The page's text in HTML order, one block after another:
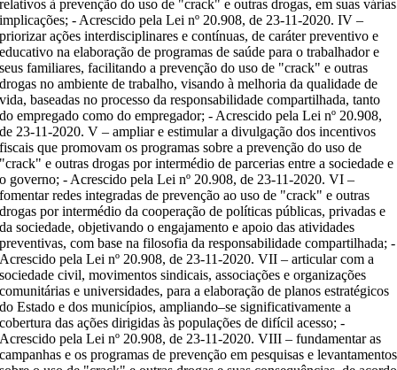
relativos à prevenção do uso de "crack" e outras drogas, em suas várias
implicações; - Acrescido pela Lei nº 20.908, de 23-11-2020. IV –
priorizar ações interdisciplinares e contínuas, de caráter preventivo e
educativo na elaboração de programas de saúde para o trabalhador e
seus familiares, facilitando a prevenção do uso de "crack" e outras
drogas no ambiente de trabalho, visando à melhoria da qualidade de
vida, baseadas no processo da responsabilidade compartilhada, tanto
do empregado como do empregador; - Acrescido pela Lei nº 20.908,
de 23-11-2020. V – ampliar e estimular a divulgação dos incentivos
fiscais que promovam os programas sobre a prevenção do uso de
"crack" e outras drogas por intermédio de parcerias entre a sociedade e
o governo; - Acrescido pela Lei nº 20.908, de 23-11-2020. VI –
fomentar redes integradas de prevenção ao uso de "crack" e outras
drogas por intermédio da cooperação de políticas públicas, privadas e
da sociedade, objetivando o engajamento e apoio das atividades
preventivas, com base na filosofia da responsabilidade compartilhada; -
Acrescido pela Lei nº 20.908, de 23-11-2020. VII – articular com a
sociedade civil, movimentos sindicais, associações e organizações
comunitárias e universidades, para a elaboração de planos estratégicos
do Estado e dos municípios, ampliando–se significativamente a
cobertura das ações dirigidas às populações de difícil acesso; -
Acrescido pela Lei nº 20.908, de 23-11-2020. VIII – fundamentar as
campanhas e os programas de prevenção em pesquisas e levantamentos